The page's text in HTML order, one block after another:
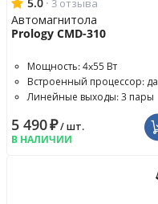
Автомагнитола
Prology CMD-310
Мощность: 4x55 Вт
Встроенный процессор: да
Линейные выходы: 3 пары
5 490₽/ шт.
В НАЛИЧИИ